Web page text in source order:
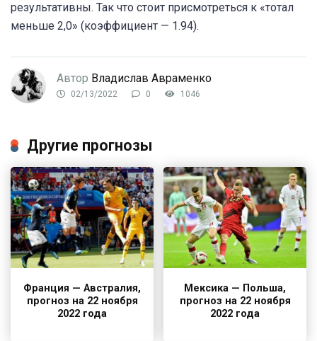
результативны. Так что стоит присмотреться к «тотал
меньше 2,0» (коэффициент — 1.94).
Автор Владислав Авраменко
02/13/2022 0 1046
Другие прогнозы
Франция — Австралия,
прогноз на 22 ноября
2022 года
Мексика — Польша,
прогноз на 22 ноября
2022 года